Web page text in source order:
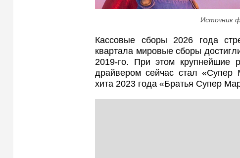
Источник
Кассовые сборы 2026 года
квартала мировые сборы
2019-го. При этом крупнейшие
драйвером сейчас стал «Супер
хита 2023 года «Братья Супер